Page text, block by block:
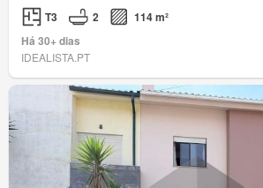
T3 2
114 m²
Há 30+ dias
IDEALISTA.PT